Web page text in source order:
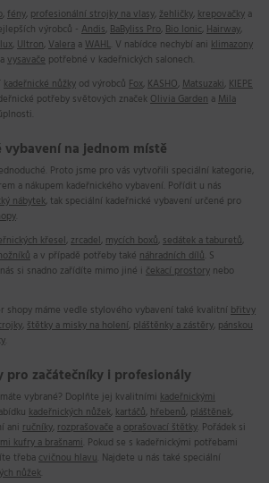
, fény, profesionální strojky na vlasy, žehličky, krepovačky a
výrobců - Andis, BaByliss Pro, Bio Ionic, Hairway,
, Ultron, Valera aWAHL . V nabídce nechybí ani klimazony
avysavače potřebné v kadeřnických salonech.
kadeřnické nůžky od výrobců Fox, KASHO, Matsuzaki, KIEPE
potřeby světových značekOlivia Garden aMila
vybavení na jednom místě
Proto jsme pro vás vytvořili speciální kategorie,
a nákupem kadeřnického vybavení. Pořídit u nás
nábytek, tak speciální kadeřnické vybavení určené pro
křesel, zrcadel, mycích boxů, sedátek a taburetů,
a v případě potřeby také náhradních dílů . S
si snadno zařídíte mimo jiné i čekací prostory nebo
shopy máme vedle stylového vybavení také kvalitníbřitvy
, štětky a misky na holení, pláštěnky a zástěry, pánskou
pro začátečníky i profesionály
vybrané? Doplňte jej kvalitními kadeřnickými
kadeřnických nůžek, kartáčů, hřebenů, pláštěnek,
ani ručníky, rozprašovače aoprašovací štětky . Pořádek si
kufry a brašnami . Pokud se s kadeřnickými potřebami
třebacvičnou hlavu . Najdete u nás také speciální
nůžek